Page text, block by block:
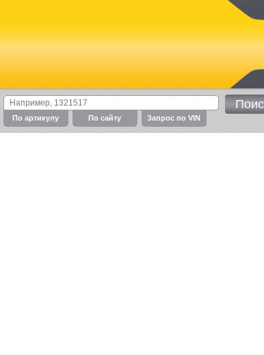
По артикулу По cайту Запрос по VIN